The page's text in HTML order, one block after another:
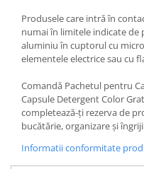
Produsele care intră în
numai în limitele indicate
aluminiu în cuptorul cu
elementele electrice sau cu
Comandă Pachetul pentru
Capsule Detergent Color
completează-ți rezerva de
bucătărie, organizare și
Informatii conformitate